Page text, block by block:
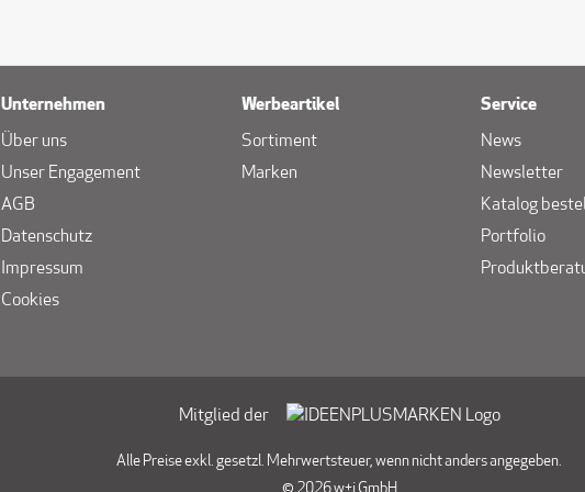
Unternehmen
Über uns
Unser Engagement
AGB
Datenschutz
Impressum
Cookies
Werbeartikel
Sortiment
Marken
Service
News
Newsletter
Katalog
Portfolio
Mitglied der
Alle Preise exkl. gesetzl. Mehrwertsteuer, wenn nicht anders angegeben.